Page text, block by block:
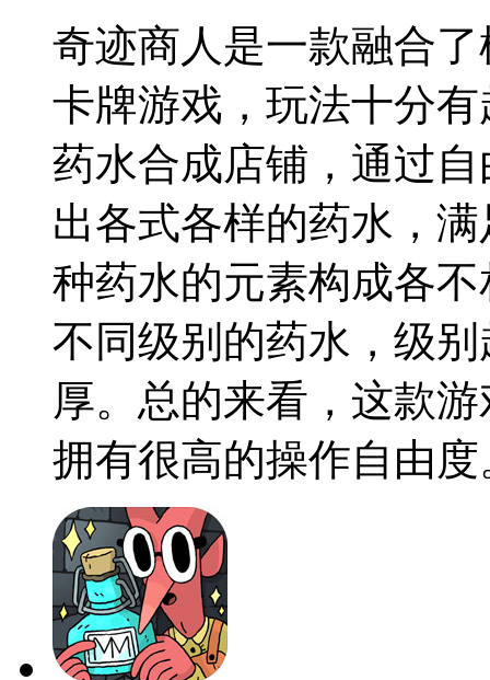
奇迹商人是一款融合
卡牌游戏，玩法十分
药水合成店铺，通过
出各式各样的药水，
种药水的元素构成各
不同级别的药水，级
厚。总的来看，这款
拥有很高的操作自由度